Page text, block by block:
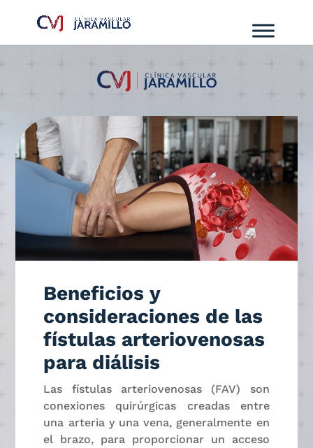
Beneficios y
consideraciones de las
fístulas arteriovenosas
para diálisis
Las fístulas arteriovenosas (FAV) son
conexiones quirúrgicas creadas entre
una arteria y una vena, generalmente en
el brazo, para proporcionar un acceso